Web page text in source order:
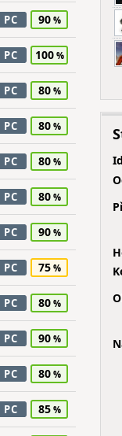
PC 90
PC 100
PC 80
PC 80
PC 80
PC 80
PC 90
PC 75
PC 80
PC 90
PC 80
PC 85